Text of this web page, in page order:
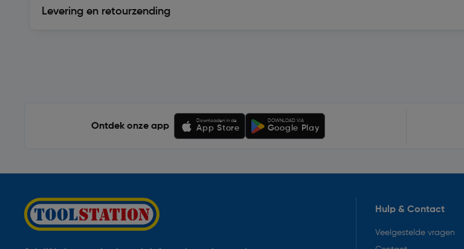
Levering en retourzending
Ontdek onze app
Downloaden in de
App Store
DOWNLOAD VIA
Google Play
Hulp & Contact
Veelgestelde vragen